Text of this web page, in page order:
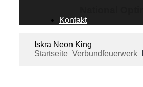
Kontakt
Iskra Neon King
Startseite Verbundfeuerwerk